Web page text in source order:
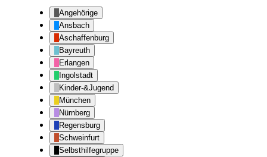
Angehörige
Ansbach
Aschaffenburg
Bayreuth
Erlangen
Ingolstadt
Kinder-&Jugend
München
Nürnberg
Regensburg
Schweinfurt
Selbsthilfegruppe